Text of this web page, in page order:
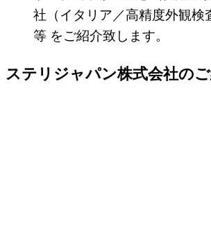
社（イタリア／高精度外観検
等 をご紹介致します。
ステリジャパン株式会社の